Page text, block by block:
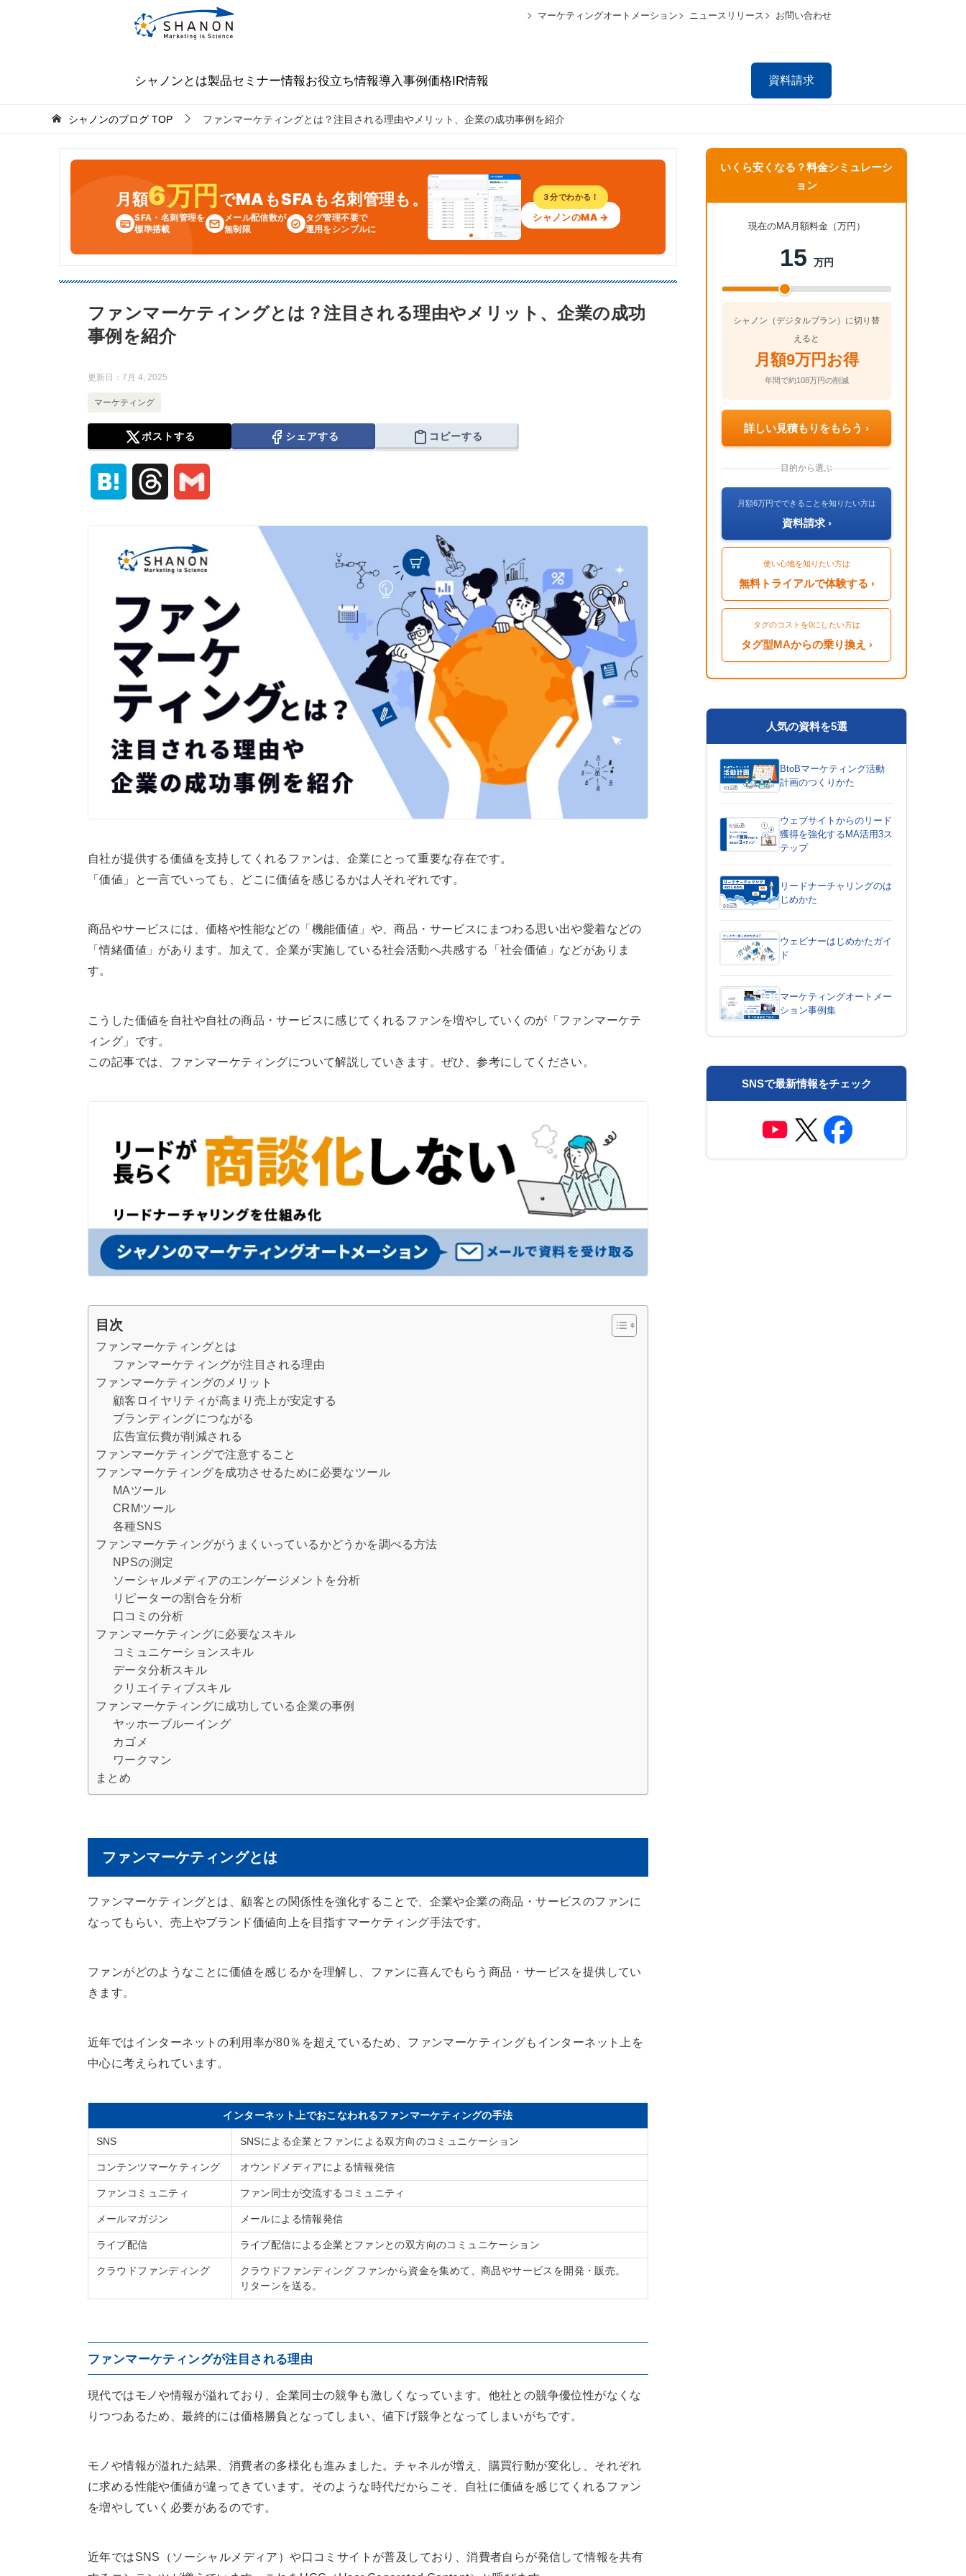
マーケティングオートメーション ニュースリリース お問い合わせ
シャノンとは製品セミナー情報お役立ち情報導入事例 価格IR情報 資料請求
シャノンのブログ TOP ファンマーケティングとは？注目される理由やメリット、企業の成功事例を紹介
月額6万円 でMAもSFAも名刺管理も。
SFA・名刺管理を
標準搭載
メール配信数が
無制限
タグ管理不要で
運用をシンプルに
３分でわかる！
シャノンのMA →
ファンマーケティングとは？注目される理由やメリット、企業の成功
事例を紹介
更新日： 7月 4, 2025
マーケティング
ポストする シェアする コピーする
t
n
a
r
a
d
s
l
自社が提供する価値を支持してくれるファンは、企業にとって重要な存在です。
「価値」と一言でいっても、どこに価値を感じるかは人それぞれです。
商品やサービスには、価格や性能などの「機能価値」や、商品・サービスにまつわる思い出や愛着などの
「情緒価値」があります。加えて、企業が実施している社会活動へ共感する「社会価値」などがありま
す。
こうした価値を自社や自社の商品・サービスに感じてくれるファンを増やしていくのが「ファンマーケテ
ィング」です。
この記事では、ファンマーケティングについて解説していきます。ぜひ、参考にしてください。
目次
ファンマーケティングとは
ファンマーケティングが注目される理由
ファンマーケティングのメリット
顧客ロイヤリティが高まり売上が安定する
ブランディングにつながる
広告宣伝費が削減される
ファンマーケティングで注意すること
ファンマーケティングを成功させるために必要なツール
MAツール
CRMツール
各種SNS
ファンマーケティングがうまくいっているかどうかを調べる方法
NPSの測定
ソーシャルメディアのエンゲージメントを分析
リピーターの割合を分析
口コミの分析
ファンマーケティングに必要なスキル
コミュニケーションスキル
データ分析スキル
クリエイティブスキル
ファンマーケティングに成功している企業の事例
ヤッホーブルーイング
カゴメ
ワークマン
まとめ
ファンマーケティングとは
ファンマーケティングとは、顧客との関係性を強化することで、企業や企業の商品・サービスのファンに
なってもらい、売上やブランド価値向上を目指すマーケティング手法です。
ファンがどのようなことに価値を感じるかを理解し、ファンに喜んでもらう商品・サービスを提供してい
きます。
近年ではインターネットの利用率が80％を超えているため、ファンマーケティングもインターネット上を
中心に考えられています。
インターネット上でおこなわれるファンマーケティングの手法
SNS SNSによる企業とファンによる双方向のコミュニケーション
コンテンツマーケティング オウンドメディアによる情報発信
ファンコミュニティ ファン同士が交流するコミュニティ
メールマガジン メールによる情報発信
ライブ配信 ライブ配信による企業とファンとの双方向のコミュニケーション
クラウドファンディング
クラウドファンディング ファンから資金を集めて、商品やサービスを開発・販売。
リターンを送る。
ファンマーケティングが注目される理由
現代ではモノや情報が溢れており、企業同士の競争も激しくなっています。他社との競争優位性がなくな
りつつあるため、最終的には価格勝負となってしまい、値下げ競争となってしまいがちです。
モノや情報が溢れた結果、消費者の多様化も進みました。チャネルが増え、購買行動が変化し、それぞれ
に求める性能や価値が違ってきています。そのような時代だからこそ、自社に価値を感じてくれるファン
を増やしていく必要があるのです。
近年ではSNS（ソーシャルメディア）や口コミサイトが普及しており、消費者自らが発信して情報を共有
いくら安くなる？料金シミュレーシ
ョン
現在のMA月額料金（万円）
15 万円
シャノン（デジタルプラン）に切り替
えると
月額9万円お得
年間で約108万円の削減
詳しい見積もりをもらう ›
目的から選ぶ
月額6万円でできることを知りたい方は
資料請求 ›
使い心地を知りたい方は
無料トライアルで体験する ›
タグのコストを0にしたい方は
タグ型MAからの乗り換え ›
人気の資料を5選
BtoBマーケティング活動
計画のつくりかた
ウェブサイトからのリード
獲得を強化するMA活用3ス
テップ
リードナーチャリングのは
じめかた
ウェビナーはじめかたガイ
ド
マーケティングオートメー
ション事例集
SNSで最新情報をチェック